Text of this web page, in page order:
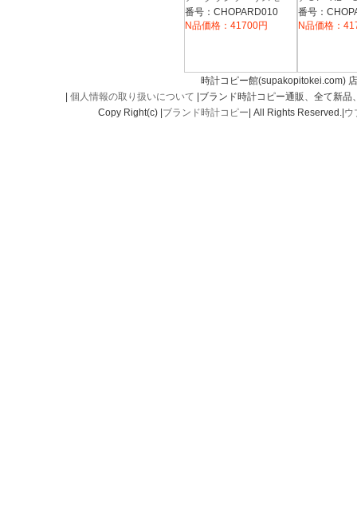
XL パワーコントロー
ル 16/8457-3001
番号：CHOPARD010
N品価格：41700円
ノ 自動巻
3002 シル
番号：
N品価格：
時計コピー館(supakopitokei.com)
個人情報の取り扱いについて |ブランド時計コピー通販、全て新
Copy Right(c) | ブランド時計コピー | All Rights Reserved.| ウ